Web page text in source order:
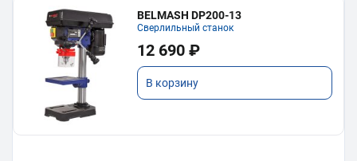
BELMASH DP200-13
Сверлильный станок
12 690 ₽
В корзину